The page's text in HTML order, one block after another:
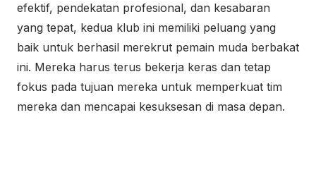
efektif, pendekatan profesional, dan kesabaran
yang tepat, kedua klub ini memiliki peluang yang
baik untuk berhasil merekrut pemain muda berbakat
ini. Mereka harus terus bekerja keras dan tetap
fokus pada tujuan mereka untuk memperkuat tim
mereka dan mencapai kesuksesan di masa depan.